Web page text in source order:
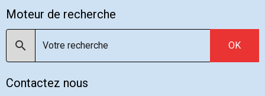
Moteur de recherche
OK
Contactez nous